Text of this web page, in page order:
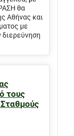
θα
Αθήνας και
με
διερεύνηση
τους